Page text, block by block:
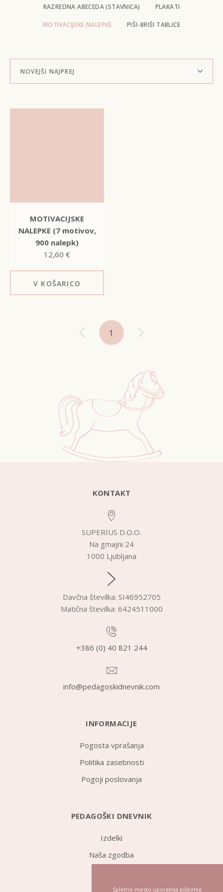
Spletno mesto uporablja piškotke
RAZREDNA ABECEDA (STAVNICA) PLAKATI
MOTIVACIJSKE NALEPKE PIŠI-BRIŠI TABLICE
MOTIVACIJSKE
NALEPKE (7 motivov,
900 nalepk)
12,60 €
V KOŠARICO
1
KONTAKT
SUPERIUS D.O.O.
Na gmajni 24
1000 Ljubljana
Davčna številka: SI46952705
Matična številka: 6424511000
+386 (0) 40 821 244
info@pedagoskidnevnik.com
INFORMACIJE
Pogosta vprašanja
Politika zasebnosti
Pogoji poslovanja
PEDAGOŠKI DNEVNIK
Izdelki
Naša zgodba